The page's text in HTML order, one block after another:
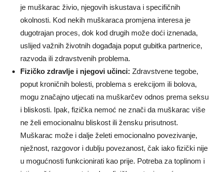
je muškarac živio, njegovih iskustava i specifičnih
okolnosti. Kod nekih muškaraca promjena interesa je
dugotrajan proces, dok kod drugih može doći iznenada,
uslijed važnih životnih događaja poput gubitka partnerice,
razvoda ili zdravstvenih problema.
Fizičko zdravlje i njegovi učinci: Zdravstvene tegobe,
poput kroničnih bolesti, problema s erekcijom ili bolova,
mogu značajno utjecati na muškarčev odnos prema seksu
i bliskosti. Ipak, fizička nemoć ne znači da muškarac više
ne želi emocionalnu bliskost ili žensku prisutnost.
Muškarac može i dalje želeti emocionalno povezivanje,
nježnost, razgovor i dublju povezanost, čak iako fizički nije
u mogućnosti funkcionirati kao prije. Potreba za toplinom i